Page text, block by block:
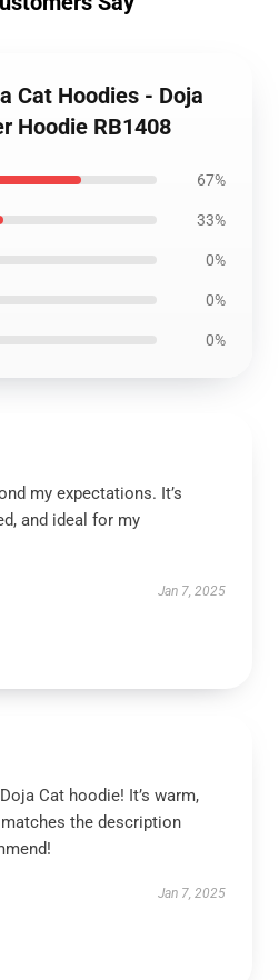
Cat Hoodies - Doja
Hoodie RB1408
67%
33%
0%
0%
0%
my expectations. It’s
and ideal for my
Jan 7, 2025
Cat hoodie! It’s warm,
the description
Jan 7, 2025